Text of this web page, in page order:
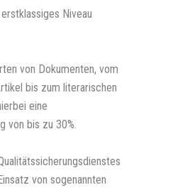
Niveau
von Dokumenten, vom
bis zum literarischen
eine
von bis zu 30%.
von sogenannten